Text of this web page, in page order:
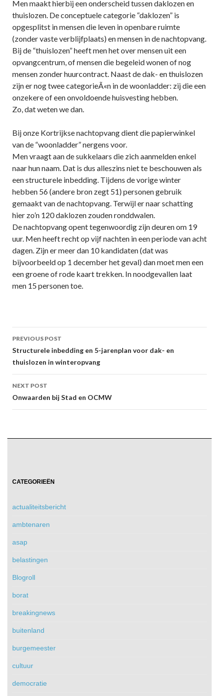
Men maakt hierbij een onderscheid tussen daklozen en
thuislozen. De conceptuele categorie “daklozen” is
opgesplitst in mensen die leven in openbare ruimte
(zonder vaste verblijfplaats) en mensen in de nachtopvang.
Bij de “thuislozen” heeft men het over mensen uit een
opvangcentrum, of mensen die begeleid wonen of nog
mensen zonder huurcontract. Naast de dak- en thuislozen
zijn er nog twee categorieÃ«n in de woonladder: zij die een
onzekere of een onvoldoende huisvesting hebben.
Zo, dat weten we dan.
Bij onze Kortrijkse nachtopvang dient die papierwinkel
van de “woonladder” nergens voor.
Men vraagt aan de sukkelaars die zich aanmelden enkel
naar hun naam. Dat is dus alleszins niet te beschouwen als
een structurele inbedding. Tijdens de vorige winter
hebben 56 (andere bron zegt 51) personen gebruik
gemaakt van de nachtopvang. Terwijl er naar schatting
hier zo’n 120 daklozen zouden ronddwalen.
De nachtopvang opent tegenwoordig zijn deuren om 19
uur. Men heeft recht op vijf nachten in een periode van acht
dagen. Zijn er meer dan 10 kandidaten (dat was
bijvoorbeeld op 1 december het geval) dan moet men een
een groene of rode kaart trekken. In noodgevallen laat
men 15 personen toe.
Post
navigation
PREVIOUS POST
Structurele inbedding en 5-jarenplan voor dak- en
thuislozen in winteropvang
NEXT POST
Onwaarden bij Stad en OCMW
CATEGORIEËN
actualiteitsbericht
ambtenaren
asap
belastingen
Blogroll
borat
breakingnews
buitenland
burgemeester
cultuur
democratie